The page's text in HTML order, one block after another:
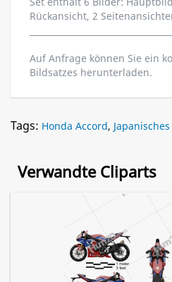
Rückansicht, 2
Auf Anfrage können Sie ein
Bildsatzes herunterladen.
Tags: Honda Accord,
Verwandte Cliparts